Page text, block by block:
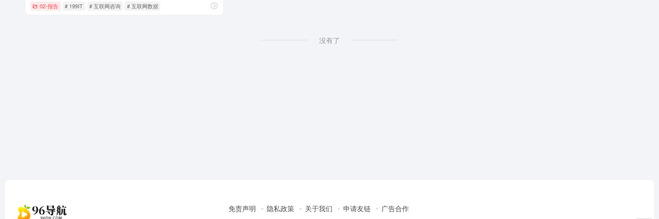
02-报告 # 199IT # 互联网咨询 # 互联网数据
没有了
免责声明 隐私政策 关于我们 申请友链 广告合作